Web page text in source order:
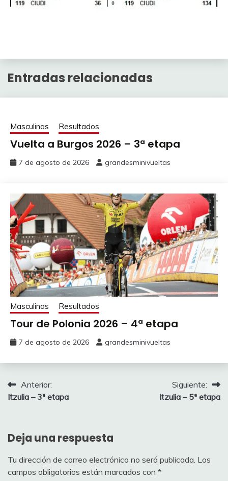
Entradas relacionadas
Masculinas Resultados
Vuelta a Burgos 2026 – 3ª etapa
7 de agosto de 2026 grandesminivueltas
Masculinas Resultados
Tour de Polonia 2026 – 4ª etapa
7 de agosto de 2026 grandesminivueltas
Navegación
de
Anterior:
Itzulia – 3ª etapa
Siguiente:
Itzulia – 5ª etapa
Deja una respuesta
Tu dirección de correo electrónico no será publicada. Los
campos obligatorios están marcados con *